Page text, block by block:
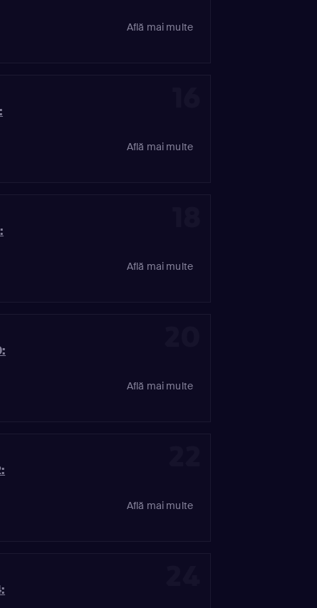
Află mai multe
Află mai multe
Află mai multe
Află mai multe
Află mai multe